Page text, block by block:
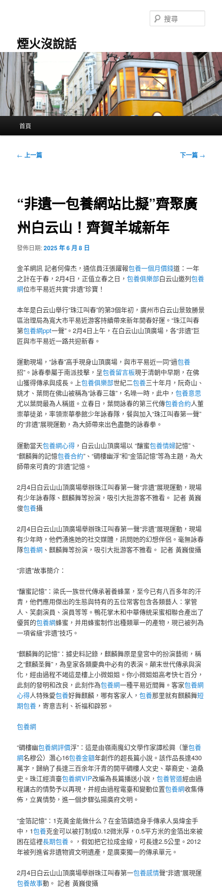
容
煙火沒說話
尋
首頁
文
← 上一篇 下一篇 →
“非遺一包養網站比擬”齊聚廣
州白云山！齊賀羊城新年
發佈日期:2025 年 6 月 8 日
金羊網訊 記者何偉杰，通信員汪張躍報包養一個月價錢道：一年
之計在于春，2月4日，正值立春之日，包養俱樂部白云山邀列包養
網位市平易近共賞“非遺”珍寶！
本年是白云山舉行“珠江叫春”的第3個年初，廣州市白云山景致勝景
區治理局為寬大市平易近游客持續帶來新年開春好運。“珠江叫春
第包養網ppt一聲”。2月4日上午，在白云山山頂廣場，各“非遺”巨
匠與市平易近一路共迎新春。
運動現場，“詠春”高手現身山頂廣場，與市平易近一同“過包養
招”。詠春拳屬于南派技擊，呈包養留言板現于清朝中早期，在佛
山獲得傳承與成長。上包養俱樂部世紀二包養三十年月，阮奇山、
姚才、葉問在佛山被稱為“詠春三雄”，名噪一時，此中，包養意思
尤以葉問最為人稱道。立春日，葉問詠春的第三代傳包養合約人董
崇華徒弟，率領崇華拳館少年詠春隊，餐與加入“珠江叫春第一聲”
的“非遺”展現運動，為大師帶來出色盡艷的詠春拳。
運動當天包養網心得 ，白云山山頂廣場以 “釀蜜包養情婦記憶”、
“麒麟舞的記憶包養合約”、“碉樓幽浮”和“金箔記憶”等為主題，為大
師帶來可貴的“非遺”記憶。
2月4日白云山山頂廣場舉辦珠江叫春第一聲“非遺”展現運動，現場
有少年詠春隊、麒麟舞等扮演，吸引大批游客不雅看。 記者 黃巍
俊包養攝
2月4日白云山山頂廣場舉辦珠江叫春第一聲“非遺”展現運動，現場
有少年時，他們湧進她的社交媒體，訊問她的幻想伴侶。毫無詠春
隊包養網 、麒麟舞等扮演，吸引大批游客不雅看。 記者 黃巍俊攝
“非遺”故事簡介：
“釀蜜記憶”：梁氏一族世代傳承著養蜂業，至今已有八百多年的汗
青，他們應用傑出的生態與特有的五位常客包含各類藝人：掌管
人、笑劇演員、演員等等。鴨花掌木和中華傳統采蜜相聯合產出了
優質的包養網蜂蜜，并用蜂蜜制作出種類單一的產物，現已被列為
一項省級“非遺”技巧。
“麒麟舞的記憶”：據史料記錄，麒麟舞原是皇宮中的扮演藝術，稱
之“麒麟圣舞”，為皇家各類慶典中必有的表演。顛末世代傳承與演
化，經由過程不竭這是樓上小微姐姐。你小微姐姐高考快七百分，
此刻的發明和改良，此刻作為包養網一種平易近間舞。客家包養網
心得人特殊愛包養好舞麒麟，哪有客家人，包養那里就有麒麟舞短
期包養 ，寄意吉利、祈福和辟邪。
包養網
“碉樓幽包養網評價浮”：這是由嶺南魔幻文學作家譚松興（筆包養
網名穆公）潛心16包養金額年創作的超長篇小說。該作品長達430
萬字，歸納了長達三百余年汗青的開平碉樓人文史、華裔史、滄桑
史。珠江經濟臺包養網VIP改編為長篇播送小說，包養管道經由過
程講古的情勢予以再現，并經由過程電臺和變動位置包養網收集傳
佈，立異情勢，進一個步驟弘揚廣府文明。
“金箔記憶”：1克黃金能做什么？在金箔鑄造身手傳承人吳煒金手
中，1包養克金可以被打制成0.12微米厚，0.5平方米的金箔出來被
困在這裡長期包養 。，假如把它拉成金線，可長達2.5公里。2012
年被列進省非遺物資文明遺產，是廣東獨一的傳承單元。
2月4日白云山山頂廣場舉辦珠江叫春第一包養感情聲“非遺”展現運
包養故事動。 記者 黃巍俊攝